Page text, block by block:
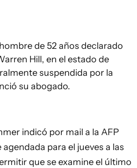
de 52 años declarado
Hill, en el estado de
suspendida por la
su abogado.
indicó por mail a la AFP
para el jueves a las
que se examine el último